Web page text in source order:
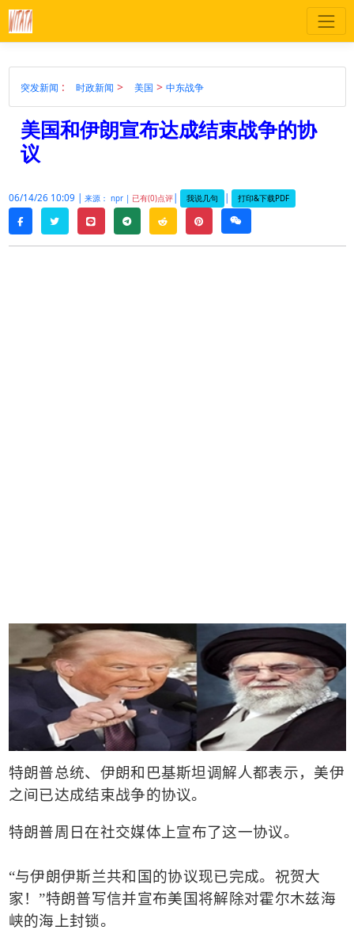
突发新闻 : 时政新闻 > 美国 > 中东战争
美国和伊朗宣布达成结束战争的协
议
06/14/26 10:09 | 来源： npr | 已有(0)点评| 我说几句 | 打印&下载PDF
facebooktwitterline telegramreddit pinterestweixin
特朗普总统、伊朗和巴基斯坦调解人都表示，美伊
之间已达成结束战争的协议。
特朗普周日在社交媒体 上宣布了这一协议。
“与伊朗伊斯兰共和国的协议现已完成。祝贺大
家！”特朗普写信并宣布美国将解除对霍尔木兹海
峡的海上封锁。